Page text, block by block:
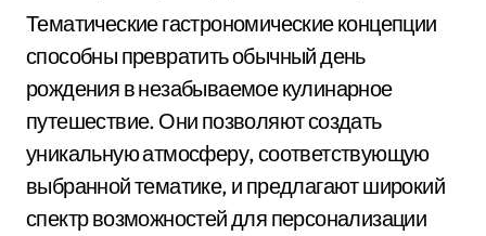
Тематические гастрономические концепции
способны превратить обычный день
рождения в незабываемое кулинарное
путешествие. Они позволяют создать
уникальную атмосферу, соответствующую
выбранной тематике, и предлагают широкий
спектр возможностей для персонализации